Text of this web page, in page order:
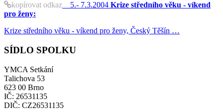
kopírovat odkaz 5.- 7.3.2004 Krize středního věku - víkend
pro ženy:
Krize středního věku - víkend pro ženy, Český Těšín …
SÍDLO SPOLKU
YMCA Setkání
Talichova 53
623 00 Brno
IČ: 26531135
DIČ: CZ26531135